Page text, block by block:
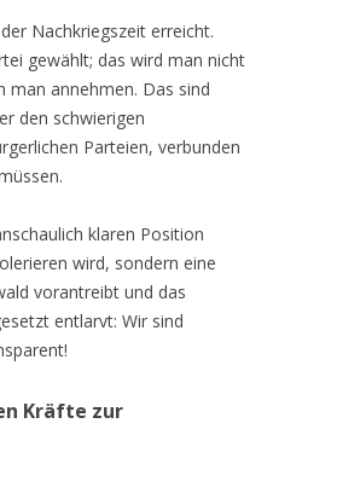
Nachkriegszeit erreicht.
gewählt; das wird man nicht
man annehmen. Das sind
den schwierigen
Parteien, verbunden
klaren Position
wird, sondern eine
vorantreibt und das
entlarvt: Wir sind
Kräfte zur